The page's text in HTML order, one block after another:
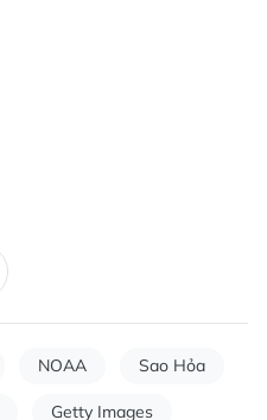
NOAA Sao Hỏa
Getty Images